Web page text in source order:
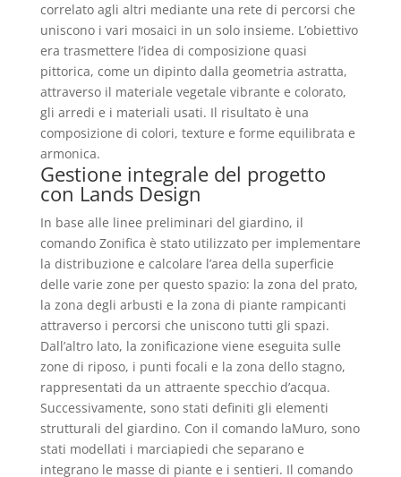
correlato agli altri mediante una rete di percorsi che
uniscono i vari mosaici in un solo insieme. L’obiettivo
era trasmettere l’idea di composizione quasi
pittorica, come un dipinto dalla geometria astratta,
attraverso il materiale vegetale vibrante e colorato,
gli arredi e i materiali usati. Il risultato è una
composizione di colori, texture e forme equilibrata e
armonica.
Gestione integrale del progetto
con Lands Design
In base alle linee preliminari del giardino, il
comando Zonifica è stato utilizzato per implementare
la distribuzione e calcolare l’area della superficie
delle varie zone per questo spazio: la zona del prato,
la zona degli arbusti e la zona di piante rampicanti
attraverso i percorsi che uniscono tutti gli spazi.
Dall’altro lato, la zonificazione viene eseguita sulle
zone di riposo, i punti focali e la zona dello stagno,
rappresentati da un attraente specchio d’acqua.
Successivamente, sono stati definiti gli elementi
strutturali del giardino. Con il comando laMuro, sono
stati modellati i marciapiedi che separano e
integrano le masse di piante e i sentieri. Il comando